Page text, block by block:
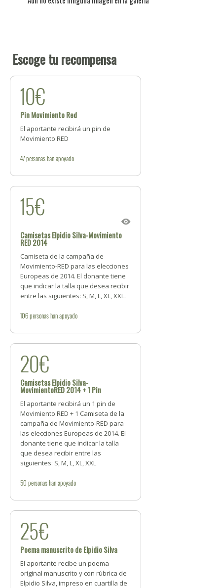
Escoge tu recompensa
10€
Pin Movimiento Red
El aportante recibirá un pin de
Movimiento RED
47personashan apoyado
15€
Camisetas Elpidio Silva-Movimiento
RED 2014
Camiseta de la campaña de
Movimiento-RED para las elecciones
Europeas de 2014. El donante tiene
que indicar la talla que desea recibir
entre las siguientes: S, M, L, XL, XXL.
106personashan apoyado
20€
Camisetas Elpidio Silva-
MovimientoRED 2014 + 1 Pin
El aportante recibirá un 1 pin de
Movimiento RED + 1 Camiseta de la
campaña de Movimiento-RED para
las elecciones Europeas de 2014. El
donante tiene que indicar la talla
que desea recibir entre las
siguientes: S, M, L, XL, XXL
50 personashan apoyado
25€
Poema manuscrito de Elpidio Silva
El aportante recibe un poema
original manuscrito y con rúbrica de
Elpidio Silva, impreso en cuartilla de